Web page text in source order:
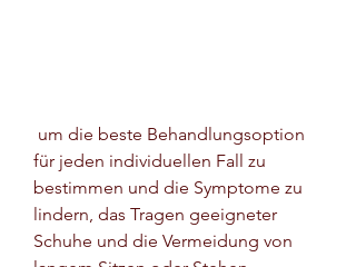
für jeden individuellen Fall zu
bestimmen und die Symptome zu
lindern, das Tragen geeigneter
Schuhe und die Vermeidung von